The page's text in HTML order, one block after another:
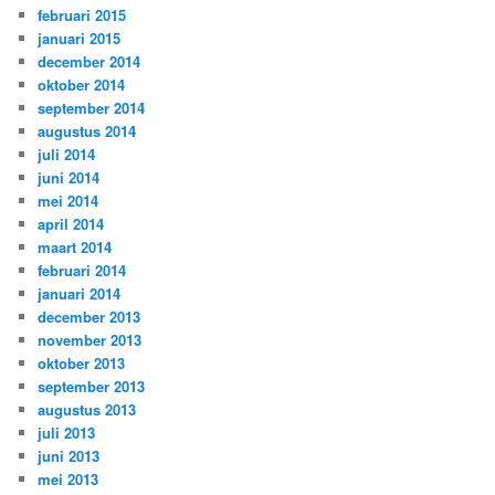
februari 2015
januari 2015
december 2014
oktober 2014
september 2014
augustus 2014
juli 2014
juni 2014
mei 2014
april 2014
maart 2014
februari 2014
januari 2014
december 2013
november 2013
oktober 2013
september 2013
augustus 2013
juli 2013
juni 2013
mei 2013